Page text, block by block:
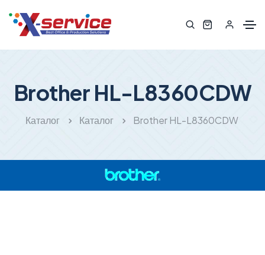
Brother HL-L8360CDW
Каталог Каталог Brother HL-L8360CDW